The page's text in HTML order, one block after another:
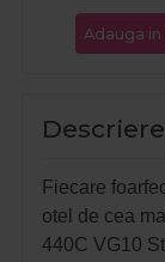
Adauga in
Descriere
Fiecare
otel de cea
440C VG10